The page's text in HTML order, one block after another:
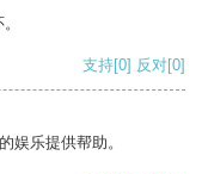
支持[0] 反对[0]
娱乐提供帮助。